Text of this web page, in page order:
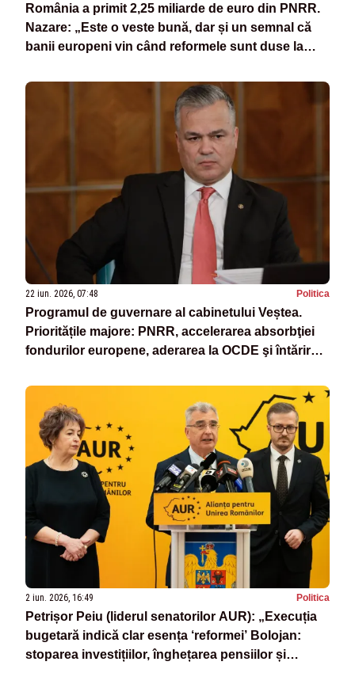
România a primit 2,25 miliarde de euro din PNRR.
Nazare: „Este o veste bună, dar și un semnal că
banii europeni vin când reformele sunt duse la
22 iun. 2026, 07:48 Politica
Programul de guvernare al cabinetului Veștea.
Prioritățile majore: PNRR, accelerarea absorbţiei
fondurilor europene, aderarea la OCDE şi întărirea
2 iun. 2026, 16:49 Politica
Petrișor Peiu (liderul senatorilor AUR): „Execuția
bugetară indică clar esența ‘reformei’ Bolojan:
stoparea investițiilor, înghețarea pensiilor și